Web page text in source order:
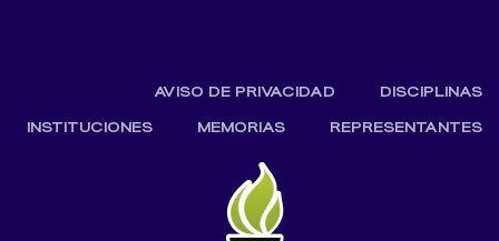
AVISO DE PRIVACIDAD
DISCIPLINAS
INSTITUCIONES
MEMORIAS REPRESENTANTES